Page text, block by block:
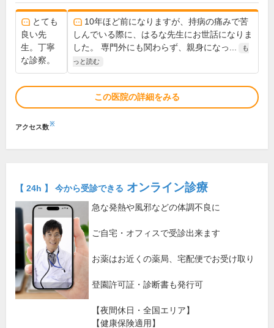
とても
良い先
生。丁寧
な診察。
10年ほど前になりますが、持病の痛みで苦
しんでいる際に、はるな先生にお世話になりま
した。 専門外にも関わらず、親身になっ...
も
っと読む
この医院の詳細をみる
アクセス数※
【 24h 】 今から受診できる オンライン診療
急な発熱や風邪などの体調不良に
ご自宅・オフィスで受診出来ます
お薬はお近くの薬局、宅配便でお受け取り
登園許可証・診断書も発行可
【夜間休日・全国エリア】
【健康保険適用】